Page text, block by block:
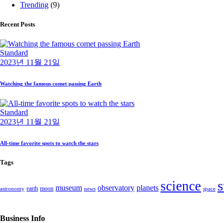
Trending (9)
Recent Posts
Standard
2023년 11월 21일
Watching the famous comet passing Earth
Standard
2023년 11월 21일
All-time favorite spots to watch the stars
Tags
astronomy earth moon museum news observatory planets science space
Business Info